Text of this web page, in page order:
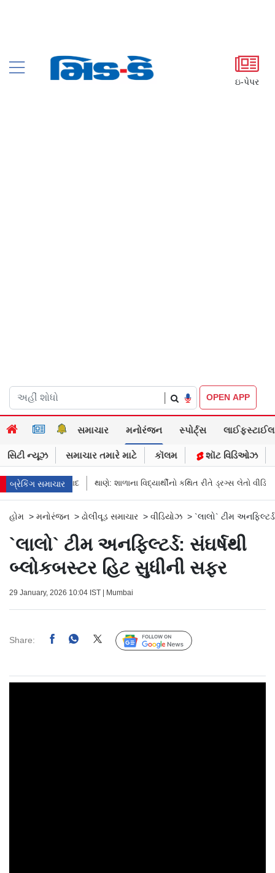
ઇ-પેપર
OPEN APP
સમાચાર મનોરંજન સ્પોર્ટ્સ લાઈફસ્ટાઈલ
સિટી ન્યૂઝ સમાચાર તમારે માટે કૉલમ શૉટ વિડિઓઝ
બ્રેકિંગ સમાચાર
સંવાદ થાણે: શાળાના વિદ્યાર્થીનો કથિત રીતે ડ્રગ્સ લેતો વીડિયો વાયરલ,
હોમ > મનોરંજન > ઢોલીવૂડ સમાચાર > વીડિયોઝ > `લાલો` ટીમ
`લાલો` ટીમ અનફિલ્ટર્ડ: સંઘર્ષથી
બ્લોકબસ્ટર હિટ સુધીની સફર
29 January, 2026 10:04 IST | Mumbai
Share: Follow Us